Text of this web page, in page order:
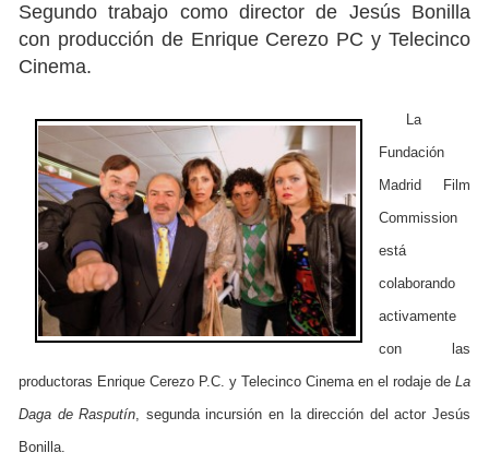
Segundo trabajo como director de Jesús Bonilla
con producción de Enrique Cerezo PC y Telecinco
Cinema.
La
Fundación
Madrid Film
Commission
está
colaborando
activamente
con las
productoras Enrique Cerezo P.C. y Telecinco Cinema en el rodaje de La
Daga de Rasputín, segunda incursión en la dirección del actor Jesús
Bonilla.